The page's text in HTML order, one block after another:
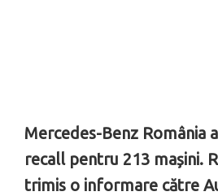
Mercedes-Benz România
recall pentru 213 mașini.
trimis o informare către